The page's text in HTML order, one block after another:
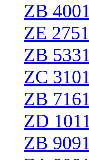
ZB
ZE
ZB
ZC
ZB
ZD
ZB